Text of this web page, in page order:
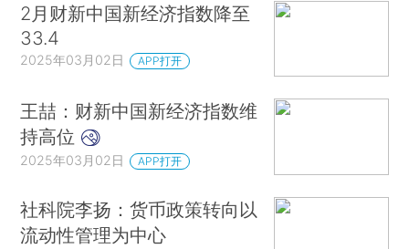
2月财新中国新经济指数降至
33.4
2025年03月02日 APP打开
王喆：财新中国新经济指数维
持高位
2025年03月02日 APP打开
社科院李扬：货币政策转向以
流动性管理为中心